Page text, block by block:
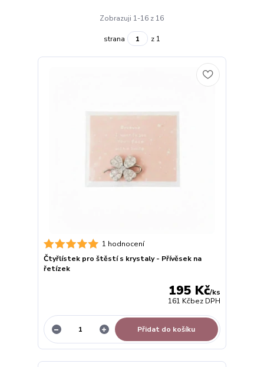
Zobrazuji 1-16 z 16
strana z 1
1 hodnocení
Čtyřlístek pro štěstí s krystaly - Přívěsek na
řetízek
195 Kč/ks
161 Kčbez DPH
Přidat do košíku